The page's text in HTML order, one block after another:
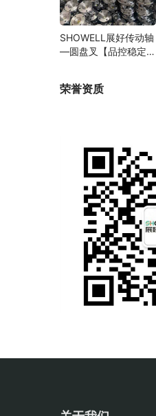
SHOWELL展好传动轴
—圆盘叉【品控稳定，
荣誉资质